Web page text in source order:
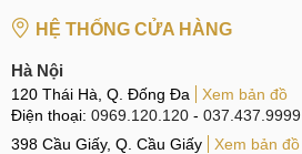
HỆ THỐNG CỬA HÀNG
Hà Nội
120 Thái Hà, Q. Đống Đa
Xem bản đồ
Điện thoại: 0969.120.120 - 037.437.9999
398 Cầu Giấy, Q. Cầu Giấy
Xem bản đồ